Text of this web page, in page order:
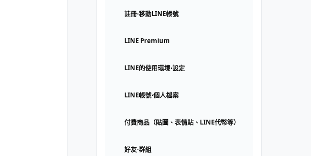
註冊⋅移動LINE帳號
LINE Premium
LINE的使用環境⋅設定
LINE帳號⋅個人檔案
付費商品（貼圖、表情貼、LINE代幣等）
好友⋅群組